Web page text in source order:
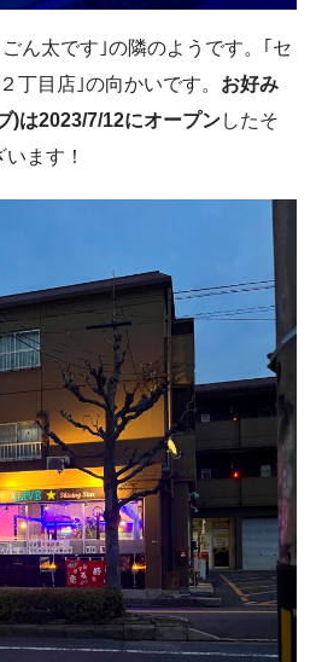
ん太です｣の隣のようです。｢セ
丁目店｣の向かいです。 お好み
)は2023/7/12にオープンしたそ
ます！